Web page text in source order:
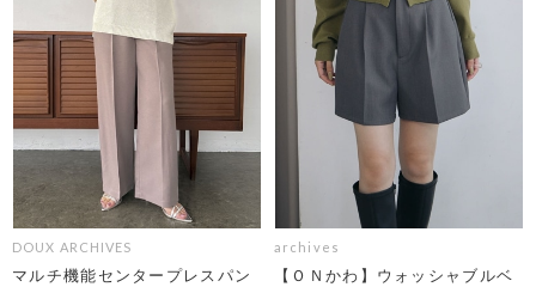
DOUX ARCHIVES
マルチ機能センタープレスパン
archives
【ＯＮかわ】ウォッシャブルベ